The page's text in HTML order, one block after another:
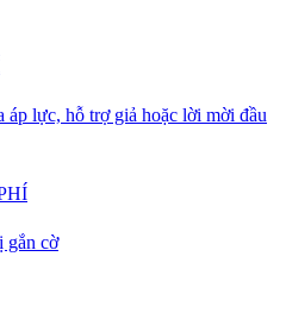
lực, hỗ trợ giả hoặc lời mời đầu
gắn cờ